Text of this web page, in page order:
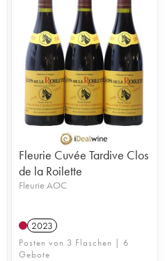
Fleurie Cuvée Tardive Clos
de la Roilette
Fleurie AOC
2023
Posten von 3 Flaschen | 6
Gebote